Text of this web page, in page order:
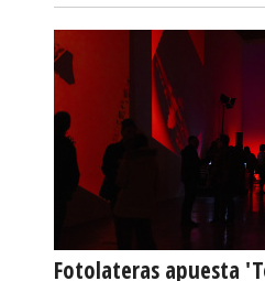
Fotolateras apuesta